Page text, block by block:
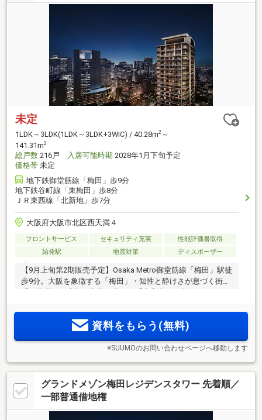
未定
1LDK～3LDK(1LDK～3LDK+3WIC) / 40.28m2 ～
141.31m2
総戸数 216戸 入居可能時期 2028年1月下旬予定
価格帯 未定
地下鉄御堂筋線「梅田」歩9分
地下鉄谷町線「東梅田」歩8分
ＪＲ東西線「北新地」歩7分
大阪府大阪市北区西天満４
フロントサービス セキュリティ充実
性能評価書取得
始発駅
地震対策 ディスポーザー
【9月上旬第2期販売予定】Osaka Metro御堂筋線「梅田」駅徒
歩9分。大阪を象徴する「梅田」・知性と静けさが息づく街
「西天満」・水都の文化が息づく「中之島」が交わるポジシ
エントリー受付中/エントリー者様限定モデルルーム案内会予
資料をもらう(無料)
※SUUMOのお問い合わせページへ移動します
グランドメゾン梅田レジデンスタワー 先着順／
一部普通借地権